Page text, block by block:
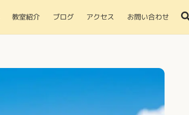
教室紹介 ブログ アクセス お問い合わせ